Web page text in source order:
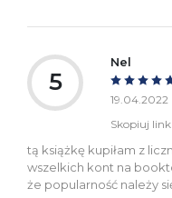
5
Nel
19.04.2022
Skopiuj
tą książkę kupiłam z
wszelkich kont na
że popularność należy